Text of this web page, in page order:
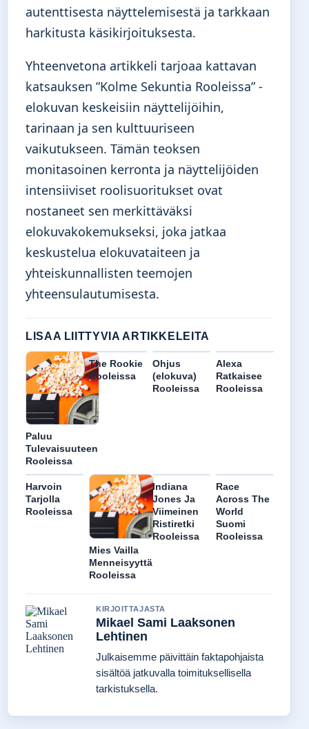
autenttisesta näyttelemisestä ja tarkkaan
harkitusta käsikirjoituksesta.
Yhteenvetona artikkeli tarjoaa kattavan
katsauksen ”Kolme Sekuntia Rooleissa” -
elokuvan keskeisiin näyttelijöihin,
tarinaan ja sen kulttuuriseen
vaikutukseen. Tämän teoksen
monitasoinen kerronta ja näyttelijöiden
intensiiviset roolisuoritukset ovat
nostaneet sen merkittäväksi
elokuvakokemukseksi, joka jatkaa
keskustelua elokuvataiteen ja
yhteiskunnallisten teemojen
yhteensulautumisesta.
LISAA LIITTYVIA ARTIKKELEITA
Paluu
Tulevaisuuteen
Rooleissa
The Rookie
Rooleissa
Ohjus
(elokuva)
Rooleissa
Alexa
Ratkaisee
Rooleissa
Harvoin
Tarjolla
Rooleissa
Mies Vailla
Menneisyyttä
Rooleissa
Indiana
Jones Ja
Viimeinen
Ristiretki
Rooleissa
Race
Across The
World
Suomi
Rooleissa
KIRJOITTAJASTA
Mikael Sami Laaksonen
Lehtinen
Julkaisemme päivittäin faktapohjaista
sisältöä jatkuvalla toimituksellisella
tarkistuksella.